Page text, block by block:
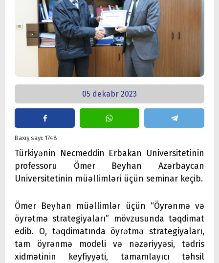
05 dekabr 2023
Baxış sayı: 1748
Türkiyənin Necmeddin Erbakan Universitetinin
professoru Ömer Beyhan Azərbaycan
Universitetinin müəllimləri üçün seminar keçib.
Ömer Beyhan müəllimlər üçün “Öyrənmə və
öyrətmə strategiyaları” mövzusunda təqdimat
edib. O, təqdimatında öyrətmə strategiyaları,
tam öyrənmə modeli və nəzəriyyəsi, tədris
xidmətinin keyfiyyəti, tamamlayıcı təhsil